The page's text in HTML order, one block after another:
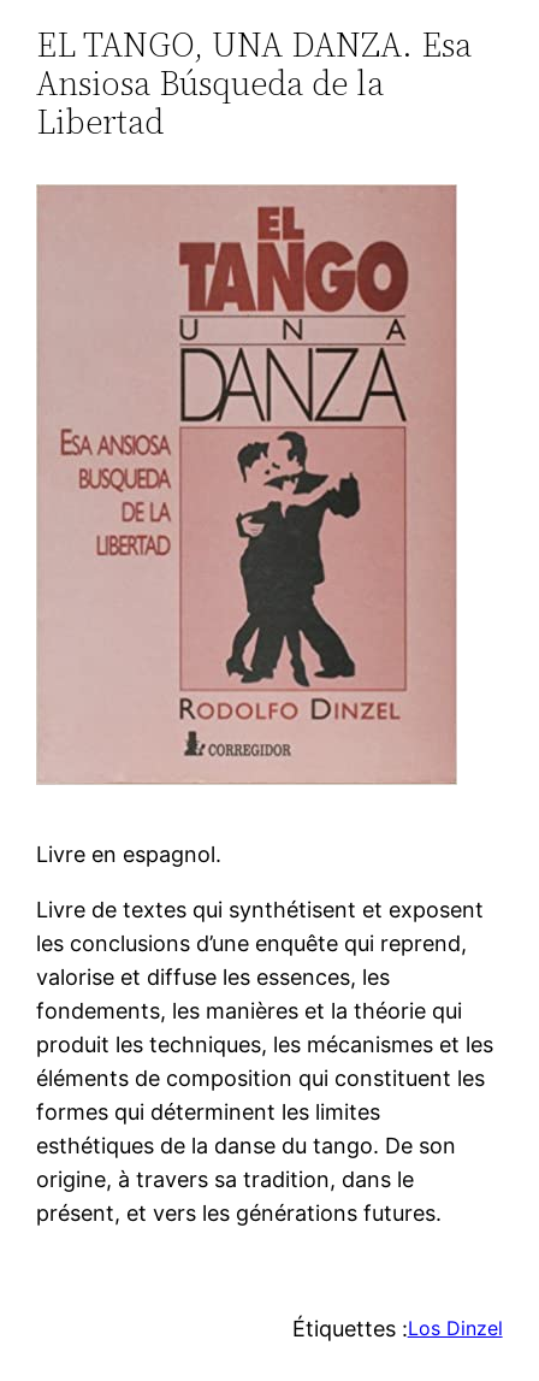
EL TANGO, UNA DANZA. Esa
Ansiosa Búsqueda de la
Libertad
Livre en espagnol.
Livre de textes qui synthétisent et exposent
les conclusions d’une enquête qui reprend,
valorise et diffuse les essences, les
fondements, les manières et la théorie qui
produit les techniques, les mécanismes et les
éléments de composition qui constituent les
formes qui déterminent les limites
esthétiques de la danse du tango. De son
origine, à travers sa tradition, dans le
présent, et vers les générations futures.
Étiquettes :Los Dinzel